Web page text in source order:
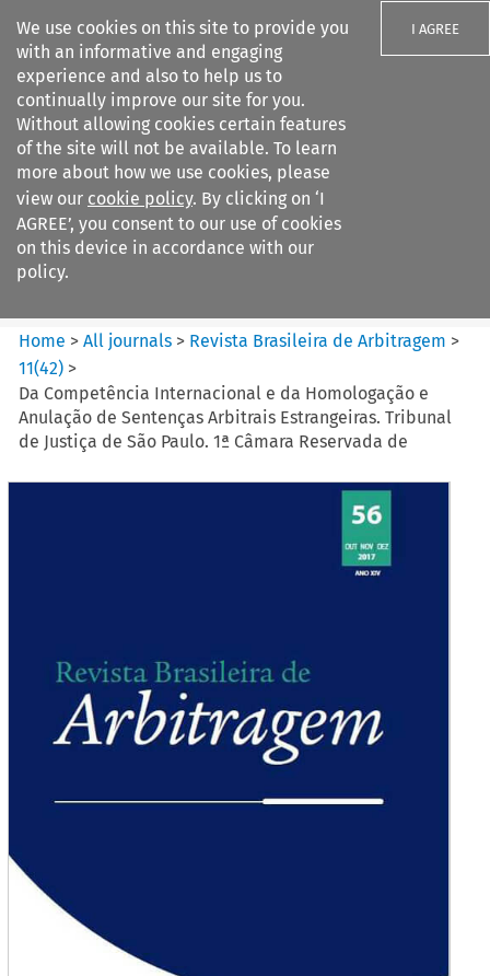
We use cookies on this site to provide you
with an informative and engaging
experience and also to help us to
continually improve our site for you.
Without allowing cookies certain features
of the site will not be available. To learn
more about how we use cookies, please
view our cookie policy. By clicking on ‘I
AGREE’, you consent to our use of cookies
on this device in accordance with our
policy.
I AGREE
Search filters
Revista Brasileira de
Arbitragem
Home >All journals > Revista Brasileira de Arbitragem >
11(42) >
Da Competência Internacional e da Homologação e
Anulação de Sentenças Arbitrais Estrangeiras. Tribunal
de Justiça de São Paulo. 1ª Câmara Reservada de